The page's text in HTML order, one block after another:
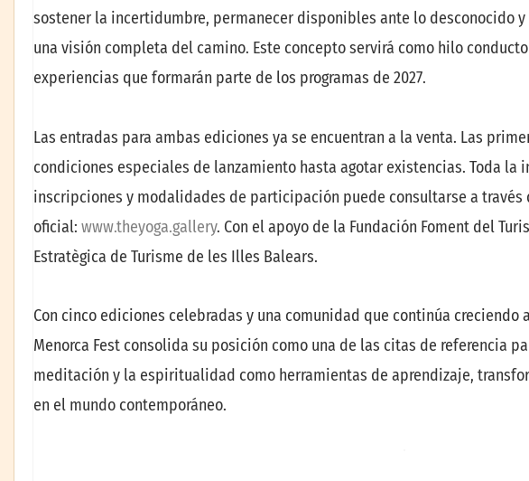
sostener la incertidumbre, permanecer disponibles ante lo desconocido
una visión completa del camino. Este concepto servirá como hilo
experiencias que formarán parte de los programas de 2027.
Las entradas para ambas ediciones ya se encuentran a la venta. Las
condiciones especiales de lanzamiento hasta agotar existencias. Toda la
inscripciones y modalidades de participación puede consultarse a través
oficial: www.theyoga.gallery. Con el apoyo de la Fundación Foment del
Estratègica de Turisme de les Illes Balears.
Con cinco ediciones celebradas y una comunidad que continúa creciendo
Menorca Fest consolida su posición como una de las citas de referencia
meditación y la espiritualidad como herramientas de aprendizaje,
en el mundo contemporáneo.